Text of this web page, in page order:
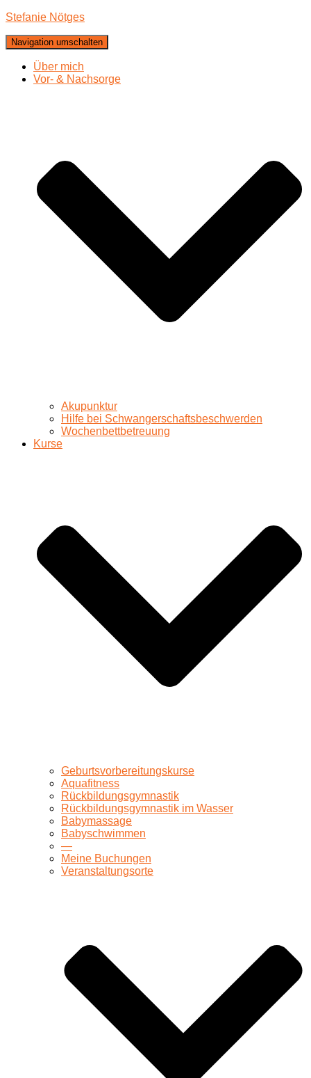
Stefanie Nötges
Navigation umschalten
Über mich
Vor- & Nachsorge
Akupunktur
Hilfe bei Schwangerschaftsbeschwerden
Wochenbettbetreuung
Kurse
Geburtsvorbereitungskurse
Aquafitness
Rückbildungsgymnastik
Rückbildungsgymnastik im Wasser
Babymassage
Babyschwimmen
—
Meine Buchungen
Veranstaltungsorte